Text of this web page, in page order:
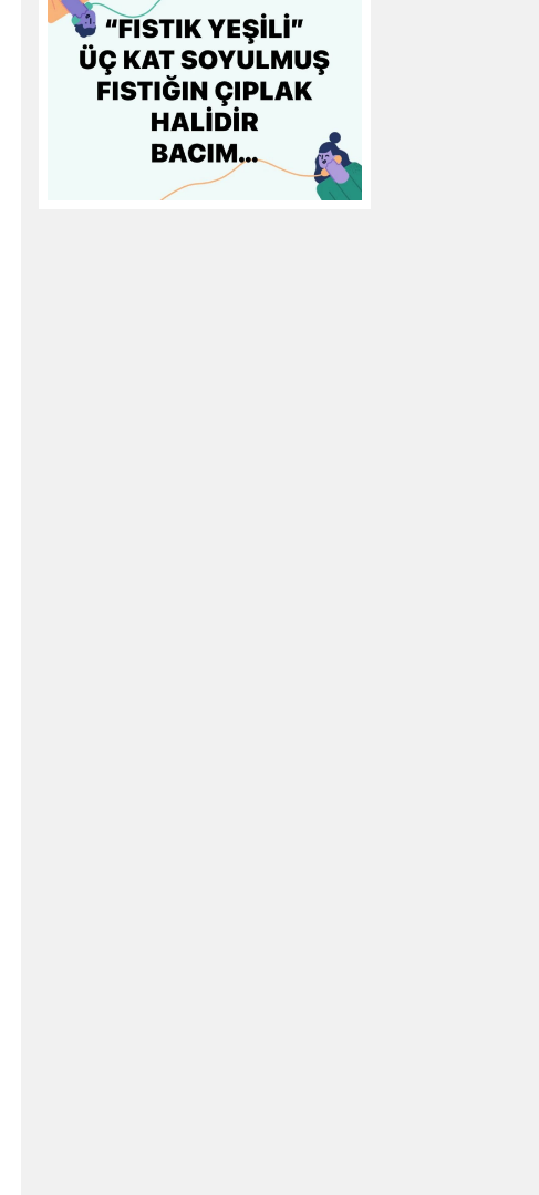
10 Gaziantep FK 0 0
Gençlerbirliği 0 0
Göztepe 0 0
Başakşehir FK
Kasımpaşa
0
0
0